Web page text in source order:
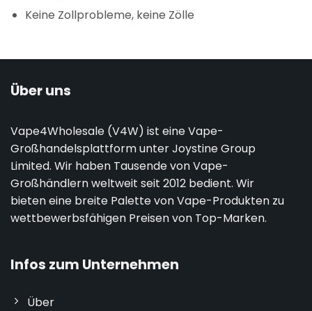
Keine Zollprobleme, keine Zölle
Über uns
Vape4Wholesale (V4W) ist eine Vape-
Großhandelsplattform unter Joystine Group
Limited. Wir haben Tausende von Vape-
Großhändlern weltweit seit 2012 bedient. Wir
bieten eine breite Palette von Vape-Produkten zu
wettbewerbsfähigen Preisen von Top-Marken.
Infos zum Unternehmen
Über